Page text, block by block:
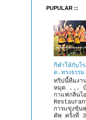
PUPULAR ::
กีฬาให้กับโร
ต.ทรงธรร
ทริปนี้ทีมง
หมุด ... บ้
กาแฟกลิ่น
การแข่งขัน
คัพ ครั้งที่